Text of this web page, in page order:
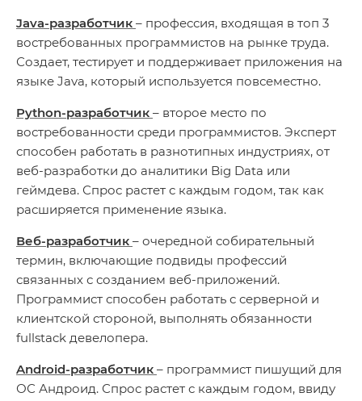
Java-разработчик – профессия, входящая в топ 3
востребованных программистов на рынке труда.
Создает, тестирует и поддерживает приложения на
языке Java, который используется повсеместно.
Python-разработчик – второе место по
востребованности среди программистов. Эксперт
способен работать в разнотипных индустриях, от
веб-разработки до аналитики Big Data или
геймдева. Спрос растет с каждым годом, так как
расширяется применение языка.
Веб-разработчик – очередной собирательный
термин, включающие подвиды профессий
связанных с созданием веб-приложений.
Программист способен работать с серверной и
клиентской стороной, выполнять обязанности
fullstack девелопера.
Android-разработчик – программист пишущий для
ОС Андроид. Спрос растет с каждым годом, ввиду